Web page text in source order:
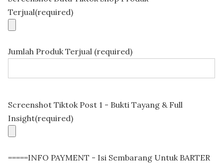
Terjual(required)
Jumlah Produk Terjual (required)
Screenshot Tiktok Post 1 - Bukti Tayang & Full
Insight(required)
=====INFO PAYMENT - Isi Sembarang Untuk BARTER